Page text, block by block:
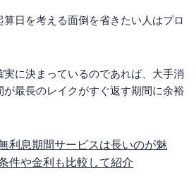
日を考える面倒を省きたい人はプロ
に決まっているのであれば、大手消
が最長のレイクがすぐ返す期間に余裕
利息期間サービスは長いのが魅
件や金利も比較して紹介